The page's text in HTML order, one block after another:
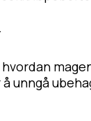
unngå